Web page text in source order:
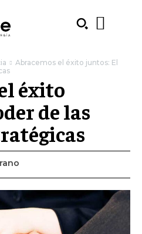
Abracemos el éxito juntos: El
éxito
de las